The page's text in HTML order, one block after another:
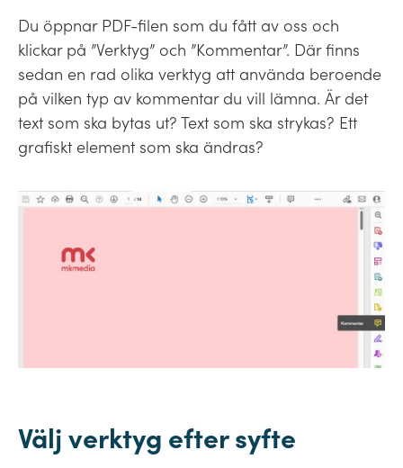
Du öppnar PDF-filen som du fått av oss och
klickar på ”Verktyg” och ”Kommentar”. Där finns
sedan en rad olika verktyg att använda beroende
på vilken typ av kommentar du vill lämna. Är det
text som ska bytas ut? Text som ska strykas? Ett
grafiskt element som ska ändras?
Välj verktyg efter syfte